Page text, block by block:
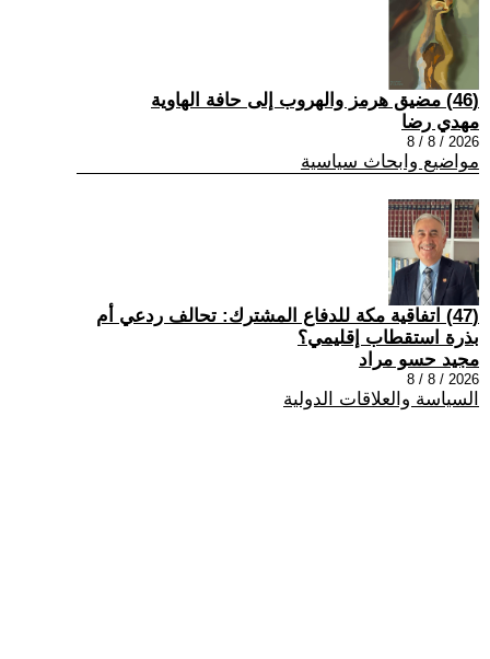
(46) مضيق هرمز والهروب إلى حافة الهاوية
مهدي رضا
2026 / 8 / 8
مواضيع وابحاث سياسية
(47) اتفاقية مكة للدفاع المشترك: تحالف ردعي أم
بذرة استقطاب إقليمي؟
مجيد حسو مراد
2026 / 8 / 8
السياسة والعلاقات الدولية